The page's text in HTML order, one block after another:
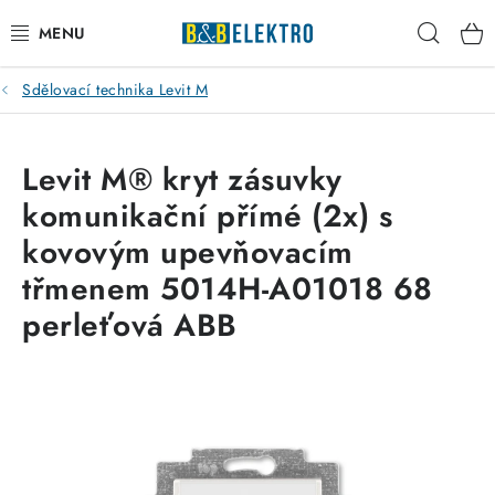
na
obsah
Reklamace / Vrácení zboží
Kontakty
VYTÁPĚNÍ
VYPÍNAČE
Sdělovací technika Levit M
Levit M® kryt zásuvky
komunikační přímé (2x) s
kovovým upevňovacím
třmenem 5014H-A01018 68
perleťová ABB